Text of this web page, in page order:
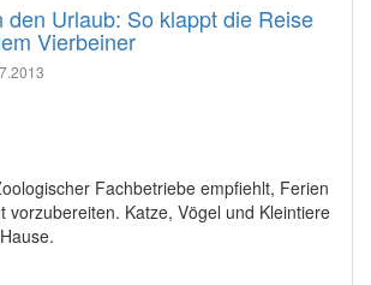
den Urlaub: So klappt die Reise
Vierbeiner
Fachbetriebe empfiehlt, Ferien
vorzubereiten. Katze, Vögel und Kleintiere